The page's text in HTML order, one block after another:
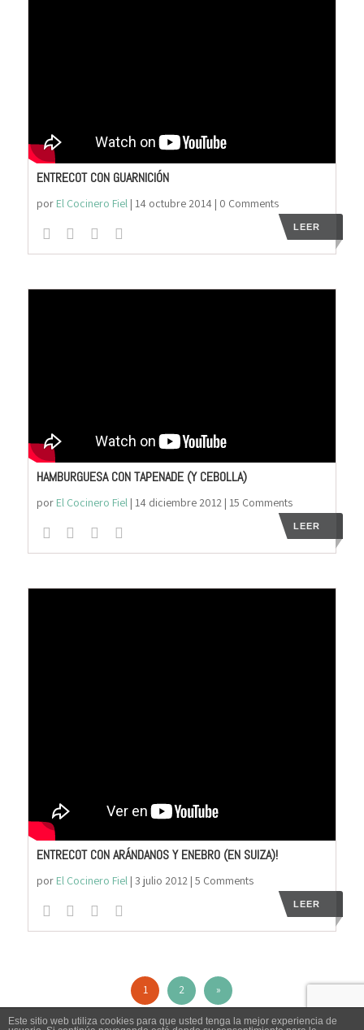
ENTRECOT CON GUARNICIÓN
por El Cocinero Fiel| 14 octubre 2014| 0 Comments
LEER
HAMBURGUESA CON TAPENADE (Y CEBOLLA)
por El Cocinero Fiel | 14 diciembre 2012 | 15 Comments
LEER
ENTRECOT CON ARÁNDANOS Y ENEBRO (EN SUIZA)!
por El Cocinero Fiel| 3 julio 2012| 5 Comments
LEER
1 2 »
Este sitio web utiliza cookies para que usted tenga la mejor experiencia de